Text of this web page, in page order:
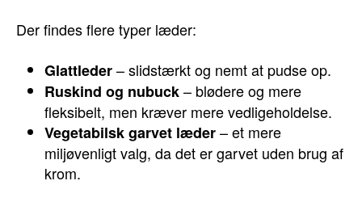
Der findes flere typer læder:
Glattleder– slidstærkt og nemt at pudse op.
Ruskind og nubuck– blødere og mere
fleksibelt, men kræver mere vedligeholdelse.
Vegetabilsk garvet læder– et mere
miljøvenligt valg, da det er garvet uden brug af
krom.